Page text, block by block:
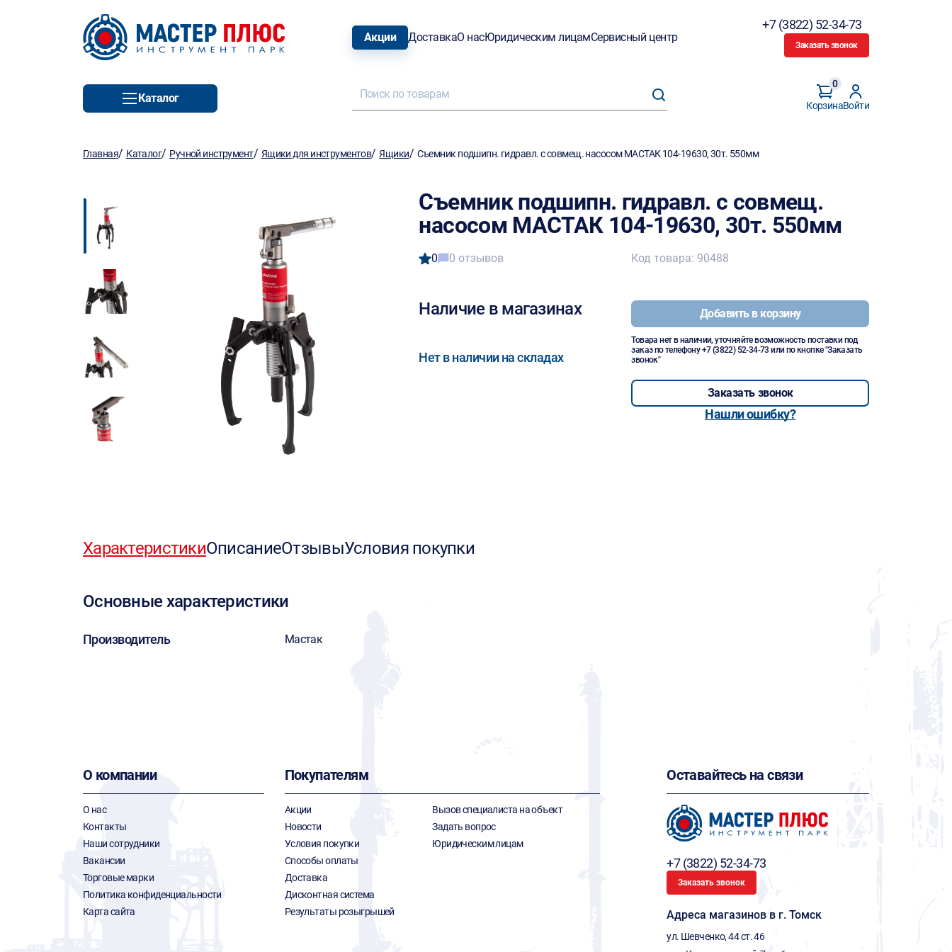
Акции ДоставкаО насЮридическим лицамСервисный центр
+7 (3822) 52-34-73
Заказать звонок
Каталог
Корзина
0
Войти
Главная/ Каталог/ Ручной инструмент/ Ящики для инструментов/Ящики/ Съемник подшипн. гидравл. с совмещ. насосом МАСТАК 104-19630, 30т. 550мм
Съемник подшипн. гидравл. с совмещ.
насосом МАСТАК 104-19630, 30т. 550мм
0 0 отзывов
Наличие в магазинах
Нет в наличии на складах
Код товара: 90488
Добавить в корзину
Товара нет в наличии, уточняйте возможность поставки под
заказ по телефону+7 (3822) 52-34-73 или по кнопке "Заказать
звонок"
Заказать звонок
Нашли ошибку?
ХарактеристикиОписаниеОтзывыУсловия покупки
Основные характеристики
Производитель Мастак
О компании
О нас
Контакты
Наши сотрудники
Вакансии
Торговые марки
Политика конфиденциальности
Карта сайта
Покупателям
Акции
Новости
Условия покупки
Способы оплаты
Доставка
Дисконтная система
Результаты розыгрышей
Вызов специалиста на объект
Задать вопрос
Юридическим лицам
Оставайтесь на связи
+7 (3822) 52-34-73
Заказать звонок
Адреса магазинов в г. Томск
ул. Шевченко, 44 ст. 46